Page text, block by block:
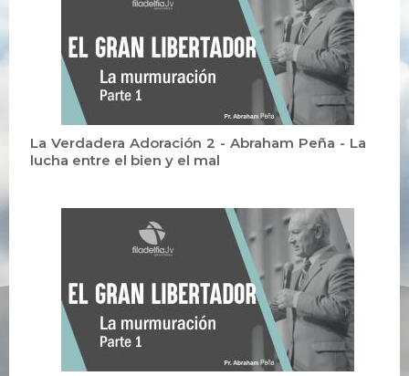
La Verdadera Adoración 2 - Abraham Peña - La
lucha entre el bien y el mal